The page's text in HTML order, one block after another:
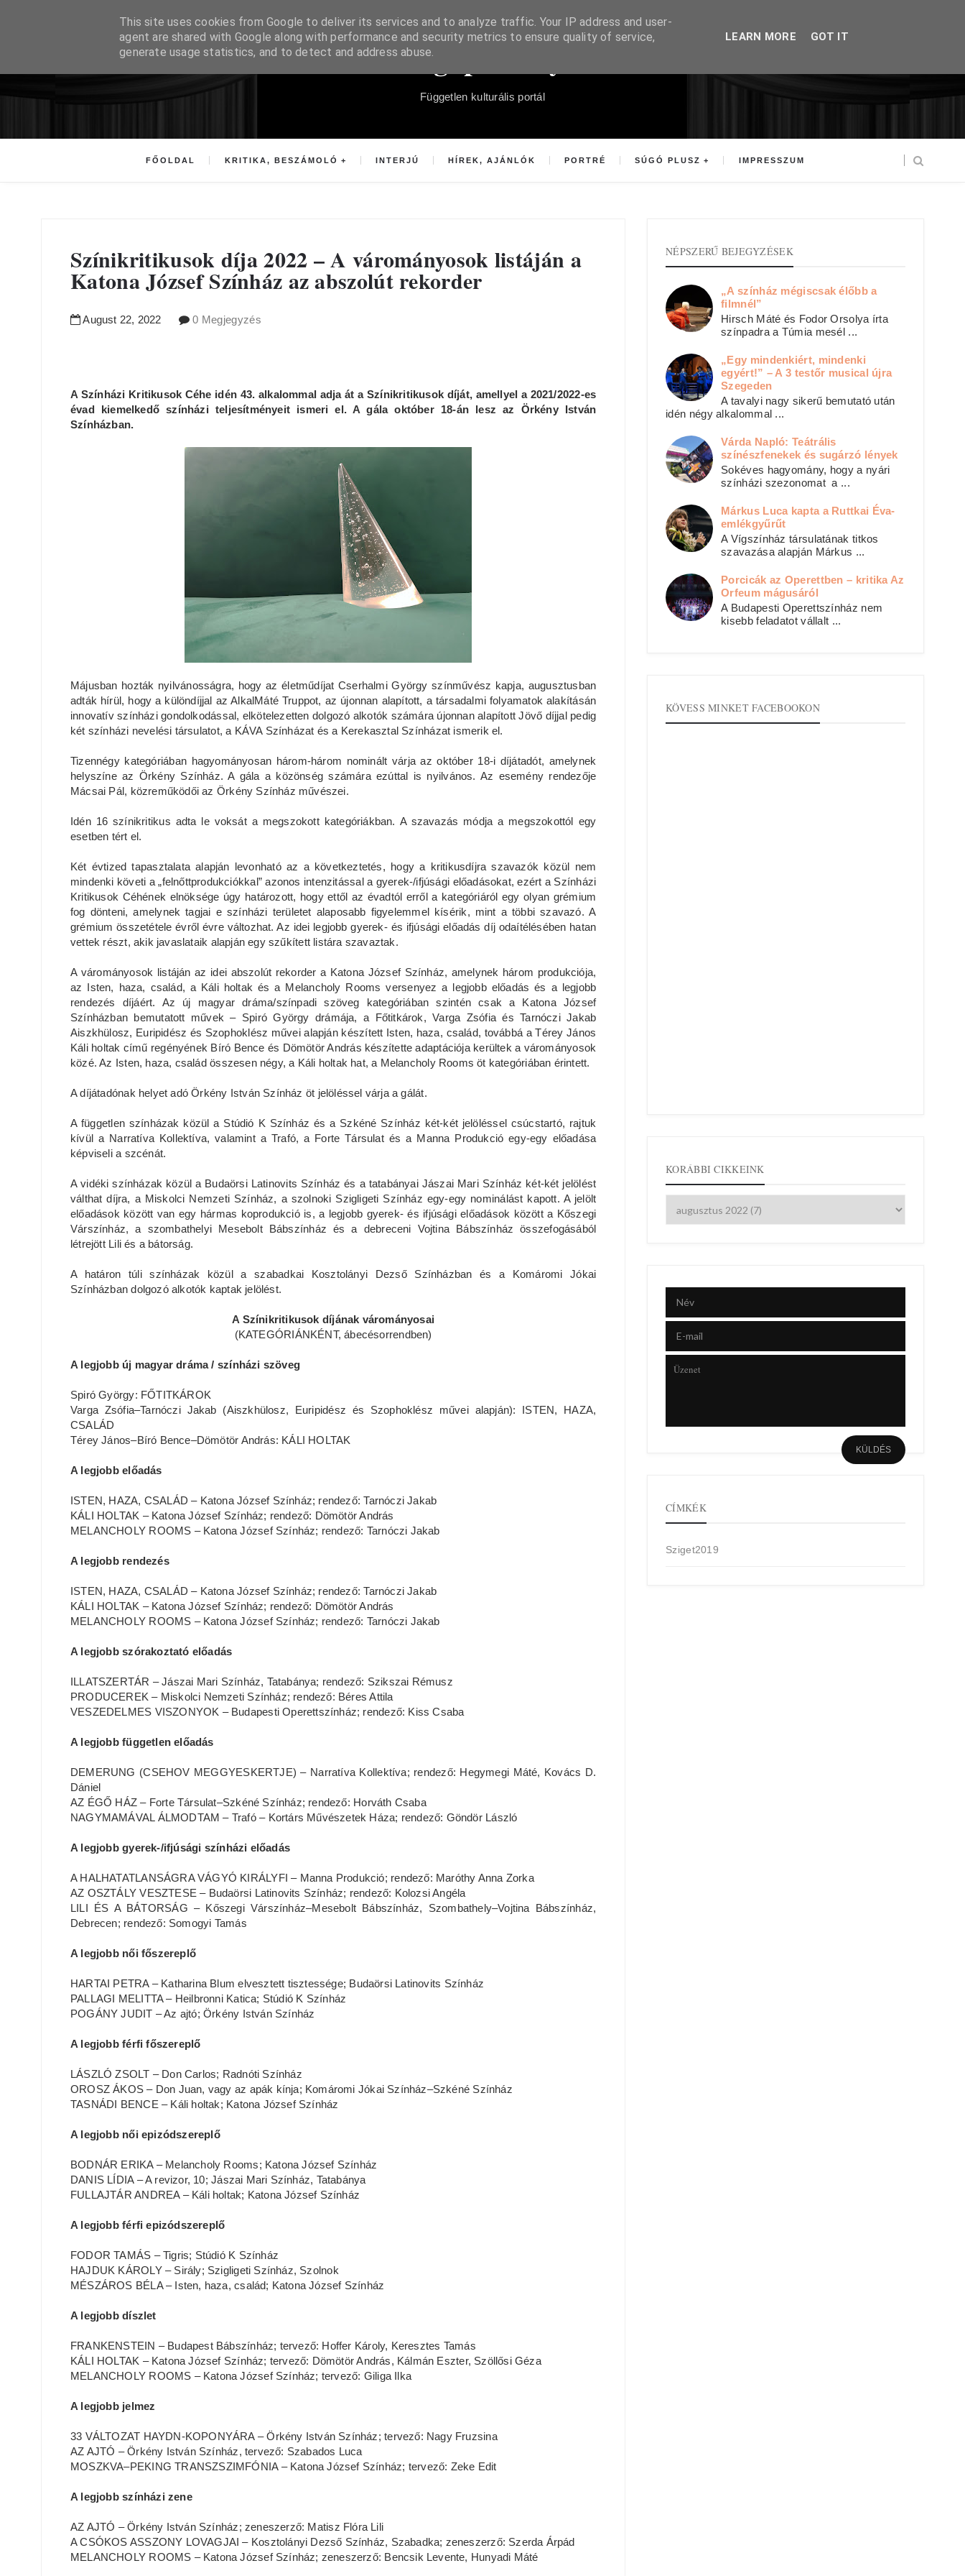
Súgópéldány
Független kulturális portál
FŐOLDAL KRITIKA, BESZÁMOLÓ INTERJÚ HÍREK, AJÁNLÓK PORTRÉ SÚGÓ PLUSZ IMPRESSZUM
Színikritikusok díja 2022 – A várományosok listáján a
Katona József Színház az abszolút rekorder
August 22, 2022 0 Megjegyzés
A Színházi Kritikusok Céhe idén 43. alkalommal adja át a Színikritikusok díját, amellyel a 2021/2022-es
évad kiemelkedő színházi teljesítményeit ismeri el. A gála október 18-án lesz az Örkény István
Színházban.
Májusban hozták nyilvánosságra, hogy az életműdíjat Cserhalmi György színművész kapja, augusztusban
adták hírül, hogy a különdíjjal az AlkalMáté Truppot, az újonnan alapított, a társadalmi folyamatok alakításán
innovatív színházi gondolkodással, elkötelezetten dolgozó alkotók számára újonnan alapított Jövő díjjal pedig
két színházi nevelési társulatot, a KÁVA Színházat és a Kerekasztal Színházat ismerik el.
Tizennégy kategóriában hagyományosan három-három nominált várja az október 18-i díjátadót, amelynek
helyszíne az Örkény Színház. A gála a közönség számára ezúttal is nyilvános. Az esemény rendezője
Mácsai Pál, közreműködői az Örkény Színház művészei.
Idén 16 színikritikus adta le voksát a megszokott kategóriákban. A szavazás módja a megszokottól egy
esetben tért el.
Két évtized tapasztalata alapján levonható az a következtetés, hogy a kritikusdíjra szavazók közül nem
mindenki követi a „felnőttprodukciókkal” azonos intenzitással a gyerek-/ifjúsági előadásokat, ezért a Színházi
Kritikusok Céhének elnöksége úgy határozott, hogy ettől az évadtól erről a kategóriáról egy olyan grémium
fog dönteni, amelynek tagjai e színházi területet alaposabb figyelemmel kísérik, mint a többi szavazó. A
grémium összetétele évről évre változhat. Az idei legjobb gyerek- és ifjúsági előadás díj odaítélésében hatan
vettek részt, akik javaslataik alapján egy szűkített listára szavaztak.
A várományosok listáján az idei abszolút rekorder a Katona József Színház, amelynek három produkciója,
az Isten, haza, család, a Káli holtak és a Melancholy Rooms versenyez a legjobb előadás és a legjobb
rendezés díjáért. Az új magyar dráma/színpadi szöveg kategóriában szintén csak a Katona József
Színházban bemutatott művek – Spiró György drámája, a Főtitkárok, Varga Zsófia és Tarnóczi Jakab
Aiszkhülosz, Euripidész és Szophoklész művei alapján készített Isten, haza, család, továbbá a Térey János
Káli holtak című regényének Bíró Bence és Dömötör András készítette adaptációja kerültek a várományosok
közé. Az Isten, haza, család összesen négy, a Káli holtak hat, a Melancholy Rooms öt kategóriában érintett.
A díjátadónak helyet adó Örkény István Színház öt jelöléssel várja a gálát.
A független színházak közül a Stúdió K Színház és a Szkéné Színház két-két jelöléssel csúcstartó, rajtuk
kívül a Narratíva Kollektíva, valamint a Trafó, a Forte Társulat és a Manna Produkció egy-egy előadása
képviseli a szcénát.
A vidéki színházak közül a Budaörsi Latinovits Színház és a tatabányai Jászai Mari Színház két-két jelölést
válthat díjra, a Miskolci Nemzeti Színház, a szolnoki Szigligeti Színház egy-egy nominálást kapott. A jelölt
előadások között van egy hármas koprodukció is, a legjobb gyerek- és ifjúsági előadások között a Kőszegi
Várszínház, a szombathelyi Mesebolt Bábszínház és a debreceni Vojtina Bábszínház összefogásából
létrejött Lili és a bátorság.
A határon túli színházak közül a szabadkai Kosztolányi Dezső Színházban és a Komáromi Jókai
Színházban dolgozó alkotók kaptak jelölést.
A Színikritikusok díjának várományosai
(KATEGÓRIÁNKÉNT, ábecésorrendben)
A legjobb új magyar dráma / színházi szöveg
Spiró György: FŐTITKÁROK
Varga Zsófia–Tarnóczi Jakab (Aiszkhülosz, Euripidész és Szophoklész művei alapján): ISTEN, HAZA,
CSALÁD
Térey János–Bíró Bence–Dömötör András: KÁLI HOLTAK
A legjobb előadás
ISTEN, HAZA, CSALÁD – Katona József Színház; rendező: Tarnóczi Jakab
KÁLI HOLTAK – Katona József Színház; rendező: Dömötör András
MELANCHOLY ROOMS – Katona József Színház; rendező: Tarnóczi Jakab
A legjobb rendezés
ISTEN, HAZA, CSALÁD – Katona József Színház; rendező: Tarnóczi Jakab
KÁLI HOLTAK – Katona József Színház; rendező: Dömötör András
MELANCHOLY ROOMS – Katona József Színház; rendező: Tarnóczi Jakab
A legjobb szórakoztató előadás
ILLATSZERTÁR – Jászai Mari Színház, Tatabánya; rendező: Szikszai Rémusz
PRODUCEREK – Miskolci Nemzeti Színház; rendező: Béres Attila
VESZEDELMES VISZONYOK – Budapesti Operettszínház; rendező: Kiss Csaba
A legjobb független előadás
DEMERUNG (CSEHOV MEGGYESKERTJE) – Narratíva Kollektíva; rendező: Hegymegi Máté, Kovács D.
Dániel
AZ ÉGŐ HÁZ – Forte Társulat–Szkéné Színház; rendező: Horváth Csaba
NAGYMAMÁVAL ÁLMODTAM – Trafó – Kortárs Művészetek Háza; rendező: Göndör László
A legjobb gyerek-/ifjúsági színházi előadás
A HALHATATLANSÁGRA VÁGYÓ KIRÁLYFI – Manna Produkció; rendező: Maróthy Anna Zorka
AZ OSZTÁLY VESZTESE – Budaörsi Latinovits Színház; rendező: Kolozsi Angéla
LILI ÉS A BÁTORSÁG – Kőszegi Várszínház–Mesebolt Bábszínház, Szombathely–Vojtina Bábszínház,
Debrecen; rendező: Somogyi Tamás
A legjobb női főszereplő
HARTAI PETRA – Katharina Blum elvesztett tisztessége; Budaörsi Latinovits Színház
PALLAGI MELITTA – Heilbronni Katica; Stúdió K Színház
POGÁNY JUDIT – Az ajtó; Örkény István Színház
A legjobb férfi főszereplő
LÁSZLÓ ZSOLT – Don Carlos; Radnóti Színház
OROSZ ÁKOS – Don Juan, vagy az apák kínja; Komáromi Jókai Színház–Szkéné Színház
TASNÁDI BENCE – Káli holtak; Katona József Színház
A legjobb női epizódszereplő
BODNÁR ERIKA – Melancholy Rooms; Katona József Színház
DANIS LÍDIA – A revizor, 10; Jászai Mari Színház, Tatabánya
FULLAJTÁR ANDREA – Káli holtak; Katona József Színház
A legjobb férfi epizódszereplő
FODOR TAMÁS – Tigris; Stúdió K Színház
HAJDUK KÁROLY – Sirály; Szigligeti Színház, Szolnok
MÉSZÁROS BÉLA – Isten, haza, család; Katona József Színház
A legjobb díszlet
FRANKENSTEIN – Budapest Bábszínház; tervező: Hoffer Károly, Keresztes Tamás
KÁLI HOLTAK – Katona József Színház; tervező: Dömötör András, Kálmán Eszter, Szöllősi Géza
MELANCHOLY ROOMS – Katona József Színház; tervező: Giliga Ilka
A legjobb jelmez
33 VÁLTOZAT HAYDN-KOPONYÁRA – Örkény István Színház; tervező: Nagy Fruzsina
AZ AJTÓ – Örkény István Színház, tervező: Szabados Luca
MOSZKVA–PEKING TRANSZSZIMFÓNIA – Katona József Színház; tervező: Zeke Edit
A legjobb színházi zene
AZ AJTÓ – Örkény István Színház; zeneszerző: Matisz Flóra Lili
A CSÓKOS ASSZONY LOVAGJAI – Kosztolányi Dezső Színház, Szabadka; zeneszerző: Szerda Árpád
MELANCHOLY ROOMS – Katona József Színház; zeneszerző: Bencsik Levente, Hunyadi Máté
NÉPSZERŰ BEJEGYZÉSEK
„A színház mégiscsak élőbb a
filmnél”
Hirsch Máté és Fodor Orsolya írta
színpadra a Túmia mesél ...
„Egy mindenkiért, mindenki
egyért!” – A 3 testőr musical újra
Szegeden
A tavalyi nagy sikerű bemutató után
idén négy alkalommal ...
Várda Napló: Teátrális
színészfenekek és sugárzó lények
Sokéves hagyomány, hogy a nyári
színházi szezonomat a ...
Márkus Luca kapta a Ruttkai Éva-
emlékgyűrűt
A Vígszínház társulatának titkos
szavazása alapján Márkus ...
Porcicák az Operettben – kritika Az
Orfeum mágusáról
A Budapesti Operettszínház nem
kisebb feladatot vállalt ...
KÖVESS MINKET FACEBOOKON
KORÁBBI CIKKEINK
CÍMKÉK
Sziget2019
This site uses cookies from Google to deliver its services and to analyze traffic. Your IP address and user-
agent are shared with Google along with performance and security metrics to ensure quality of service,
generate usage statistics, and to detect and address abuse.
LEARN MORE GOT IT